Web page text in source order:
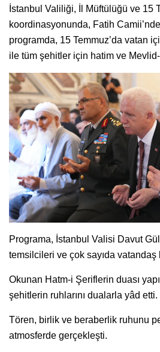
İstanbul Valiliği, İl Müftülüğü ve 15
koordinasyonunda, Fatih
programda, 15 Temmuz’da vatan
ile tüm şehitler için hatim ve
Programa, İstanbul Valisi Davut
temsilcileri ve çok sayıda vatandaş
Okunan Hatm-i Şeriflerin duası
şehitlerin ruhlarını dualarla yâd etti.
Tören, birlik ve beraberlik ruhunu
atmosferde gerçekleşti.